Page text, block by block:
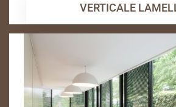
VERTICALE